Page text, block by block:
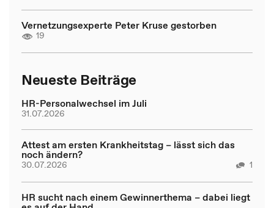
Vernetzungsexperte Peter Kruse gestorben
19
Neueste Beiträge
HR-Personalwechsel im Juli
31.07.2026
Attest am ersten Krankheitstag – lässt sich das
noch ändern?
30.07.2026 1
HR sucht nach einem Gewinnerthema – dabei liegt